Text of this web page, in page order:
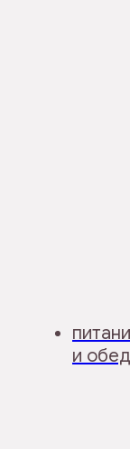
и обед